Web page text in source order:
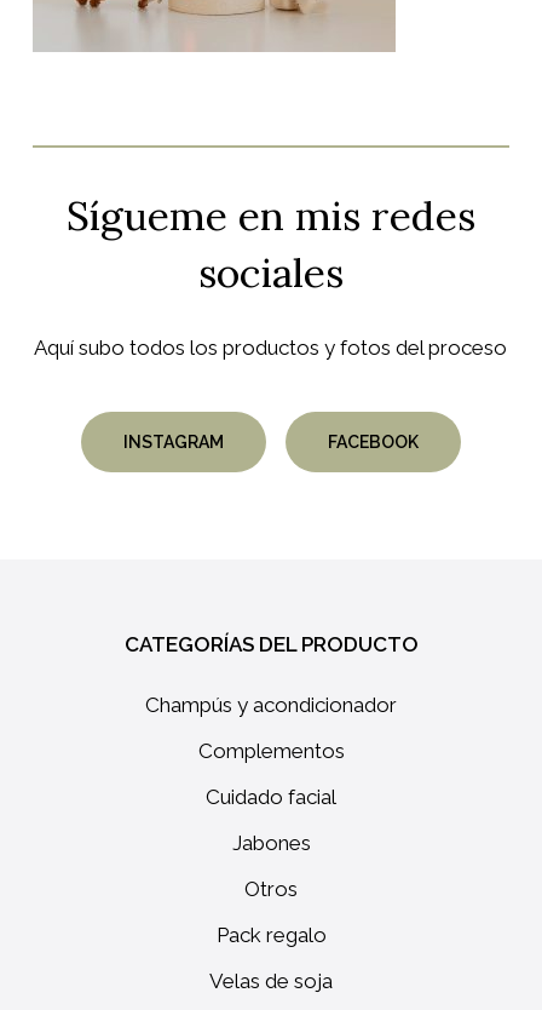
No hay productos en el
carrito.
Sígueme en mis redes
sociales
Aquí subo todos los productos y fotos del proceso
INSTAGRAM FACEBOOK
CATEGORÍAS DEL PRODUCTO
Champús y acondicionador
Complementos
Cuidado facial
Jabones
Otros
Pack regalo
Velas de soja